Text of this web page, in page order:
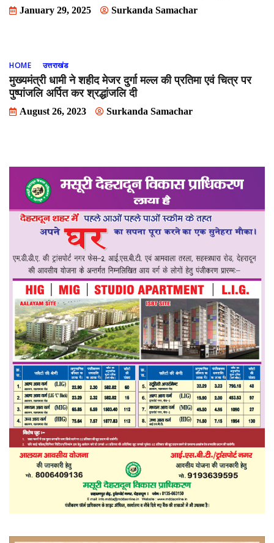
January 29, 2025 Surkanda Samachar
HOME उत्तराखंड
मुख्यमंत्री धामी ने शहीद मेजर दुर्गा मल्ल की प्रतिमा एवं चित्र पर
पुष्पांजलि अर्पित कर श्रद्धांजलि दी
August 26, 2023 Surkanda Samachar